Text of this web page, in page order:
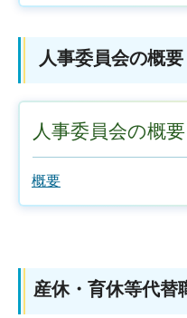
人事委員会の概要
人事委員会の概要
概要
産休・育休等代替